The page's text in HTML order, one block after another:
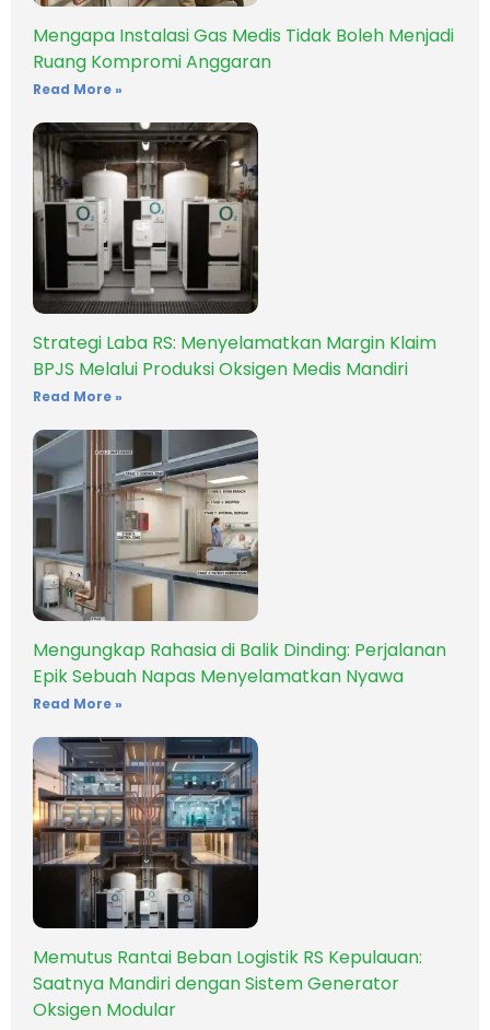
Mengapa Instalasi Gas Medis Tidak Boleh Menjadi
Ruang Kompromi Anggaran
Read More »
Strategi Laba RS: Menyelamatkan Margin Klaim
BPJS Melalui Produksi Oksigen Medis Mandiri
Read More »
Mengungkap Rahasia di Balik Dinding: Perjalanan
Epik Sebuah Napas Menyelamatkan Nyawa
Read More »
Memutus Rantai Beban Logistik RS Kepulauan:
Saatnya Mandiri dengan Sistem Generator
Oksigen Modular